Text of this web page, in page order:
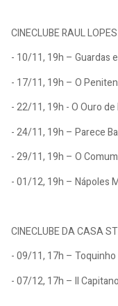
CINECLUBE RAUL
- 10/11, 19h – Guardas
- 17/11, 19h – O
- 22/11, 19h - O Ouro de
- 24/11, 19h – Parece
- 29/11, 19h – O
- 01/12, 19h – Nápoles
CINECLUBE DA CASA
- 09/11, 17h – Toquinho
- 07/12, 17h – Il Capitano